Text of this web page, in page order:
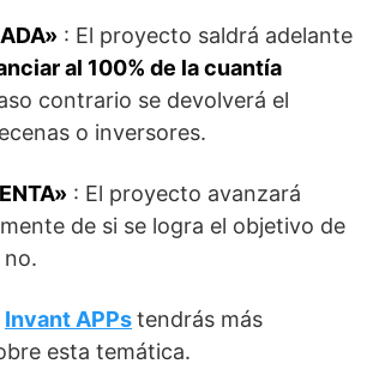
: El proyecto saldrá adelante
al 100% de la cuantía
contrario se devolverá el
o inversores.
: El proyecto avanzará
de si se logra el objetivo de
Invant APPstendrás más
esta temática.